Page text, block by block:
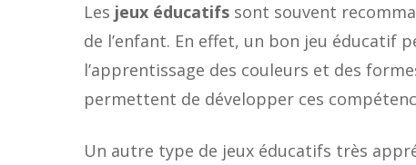
Les jeux éducatifs sont souvent
de l’enfant. En effet, un bon jeu
l’apprentissage des couleurs et des
permettent de développer ces
Un autre type de jeux éducatifs très